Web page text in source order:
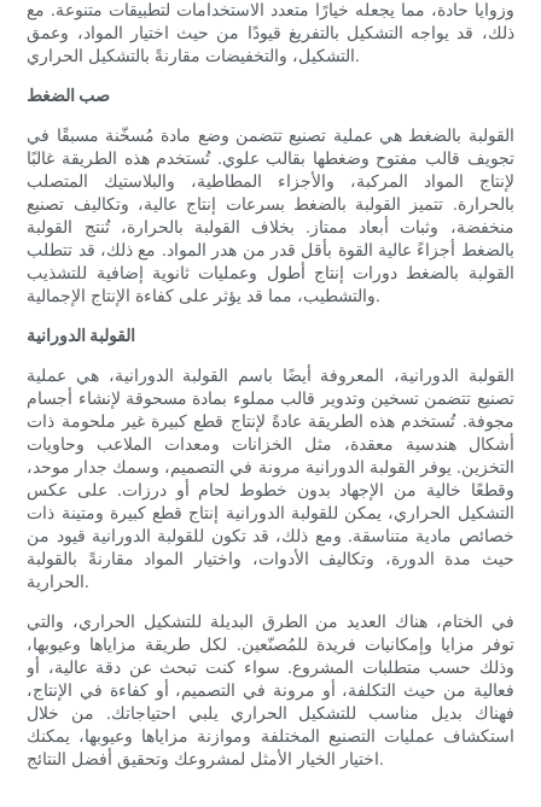
وزوايا حادة، مما يجعله خيارًا متعدد الاستخدامات لتطبيقات متنوعة. مع
ذلك، قد يواجه التشكيل بالتفريغ قيودًا من حيث اختيار المواد، وعمق
التشكيل، والتخفيضات مقارنةً بالتشكيل الحراري.
صب الضغط
القولبة بالضغط هي عملية تصنيع تتضمن وضع مادة مُسخّنة مسبقًا في
تجويف قالب مفتوح وضغطها بقالب علوي. تُستخدم هذه الطريقة غالبًا
لإنتاج المواد المركبة، والأجزاء المطاطية، والبلاستيك المتصلب
بالحرارة. تتميز القولبة بالضغط بسرعات إنتاج عالية، وتكاليف تصنيع
منخفضة، وثبات أبعاد ممتاز. بخلاف القولبة بالحرارة، تُنتج القولبة
بالضغط أجزاءً عالية القوة بأقل قدر من هدر المواد. مع ذلك، قد تتطلب
القولبة بالضغط دورات إنتاج أطول وعمليات ثانوية إضافية للتشذيب
والتشطيب، مما قد يؤثر على كفاءة الإنتاج الإجمالية.
القولبة الدورانية
القولبة الدورانية، المعروفة أيضًا باسم القولبة الدورانية، هي عملية
تصنيع تتضمن تسخين وتدوير قالب مملوء بمادة مسحوقة لإنشاء أجسام
مجوفة. تُستخدم هذه الطريقة عادةً لإنتاج قطع كبيرة غير ملحومة ذات
أشكال هندسية معقدة، مثل الخزانات ومعدات الملاعب وحاويات
التخزين. يوفر القولبة الدورانية مرونة في التصميم، وسمك جدار موحد،
وقطعًا خالية من الإجهاد بدون خطوط لحام أو درزات. على عكس
التشكيل الحراري، يمكن للقولبة الدورانية إنتاج قطع كبيرة ومتينة ذات
خصائص مادية متناسقة. ومع ذلك، قد تكون للقولبة الدورانية قيود من
حيث مدة الدورة، وتكاليف الأدوات، واختيار المواد مقارنةً بالقولبة
الحرارية.
في الختام، هناك العديد من الطرق البديلة للتشكيل الحراري، والتي
توفر مزايا وإمكانيات فريدة للمُصنّعين. لكل طريقة مزاياها وعيوبها،
وذلك حسب متطلبات المشروع. سواء كنت تبحث عن دقة عالية، أو
فعالية من حيث التكلفة، أو مرونة في التصميم، أو كفاءة في الإنتاج،
فهناك بديل مناسب للتشكيل الحراري يلبي احتياجاتك. من خلال
استكشاف عمليات التصنيع المختلفة وموازنة مزاياها وعيوبها، يمكنك
اختيار الخيار الأمثل لمشروعك وتحقيق أفضل النتائج.